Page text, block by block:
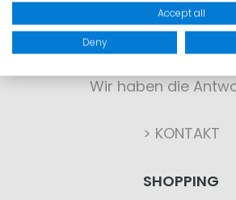
KONTAKT
Wir haben die
> KONTAKT
SHOPPING
Accept all
Deny